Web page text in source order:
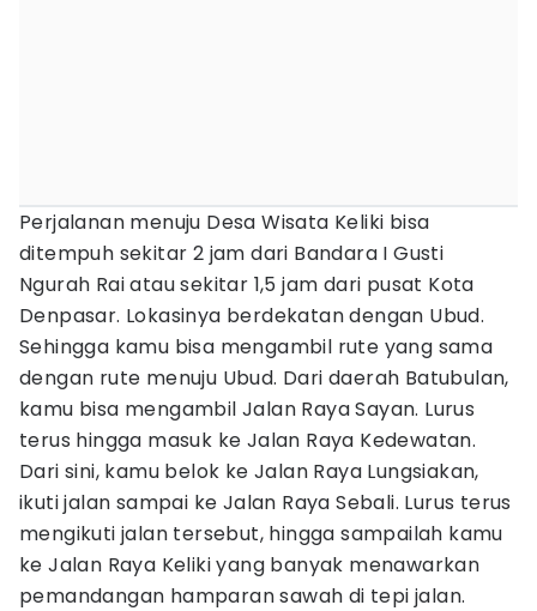
Perjalanan menuju Desa Wisata Keliki bisa
ditempuh sekitar 2 jam dari Bandara I Gusti
Ngurah Rai atau sekitar 1,5 jam dari pusat Kota
Denpasar. Lokasinya berdekatan dengan Ubud.
Sehingga kamu bisa mengambil rute yang sama
dengan rute menuju Ubud. Dari daerah Batubulan,
kamu bisa mengambil Jalan Raya Sayan. Lurus
terus hingga masuk ke Jalan Raya Kedewatan.
Dari sini, kamu belok ke Jalan Raya Lungsiakan,
ikuti jalan sampai ke Jalan Raya Sebali. Lurus terus
mengikuti jalan tersebut, hingga sampailah kamu
ke Jalan Raya Keliki yang banyak menawarkan
pemandangan hamparan sawah di tepi jalan.